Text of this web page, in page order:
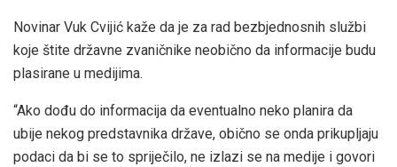
Novinar Vuk Cvijić kaže da je za rad bezbjednosnih službi
koje štite državne zvaničnike neobično da informacije budu
plasirane u medijima.
“Ako dođu do informacija da eventualno neko planira da
ubije nekog predstavnika države, obično se onda prikupljaju
podaci da bi se to spriječilo, ne izlazi se na medije i govori